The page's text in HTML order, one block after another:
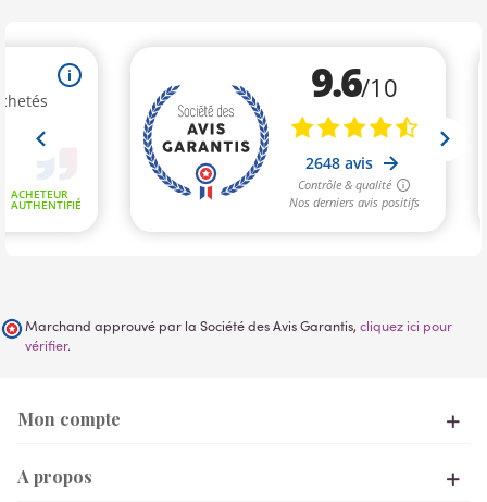
Marchand approuvé par la Société des Avis Garantis, cliquez ici pour
vérifier.
Mon compte
A propos